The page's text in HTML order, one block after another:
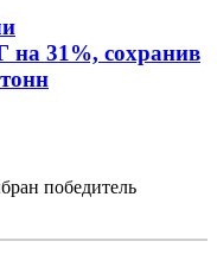
на 31%, сохранив
победитель